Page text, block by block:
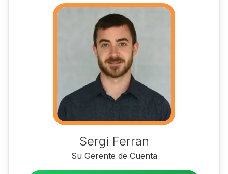
Sergi Ferran
Su Gerente de Cuenta